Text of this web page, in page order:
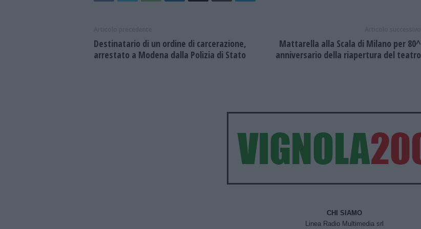
Destinatario di un ordine di carcerazione,
arrestato a Modena dalla Polizia di Stato
Mattarella alla Scala di Milano per 80^
anniversario della riapertura del teatro
CHI SIAMO
Linea Radio Multimedia srl